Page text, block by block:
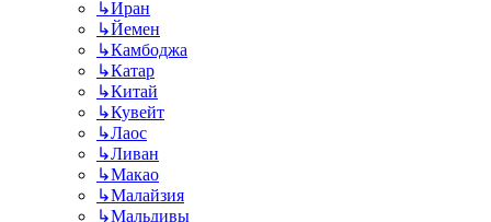
↳Иран
↳Йемен
↳Камбоджа
↳Катар
↳Китай
↳Кувейт
↳Лаос
↳Ливан
↳Макао
↳Малайзия
↳Мальдивы